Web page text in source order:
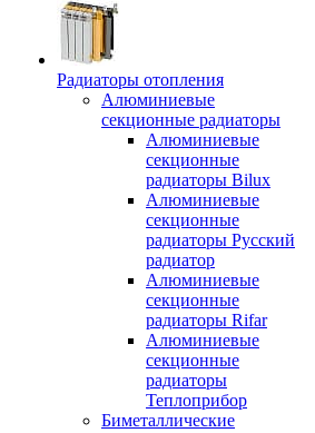
Радиаторы отопления
Алюминиевые
секционные радиаторы
Алюминиевые
секционные
радиаторы Bilux
Алюминиевые
секционные
радиаторы Русский
радиатор
Алюминиевые
секционные
радиаторы Rifar
Алюминиевые
секционные
радиаторы
Теплоприбор
Биметаллические